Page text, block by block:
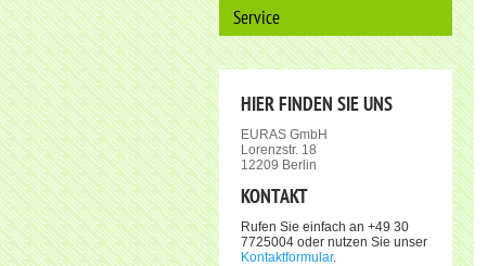
Service
HIER FINDEN SIE UNS
EURAS GmbH
Lorenzstr. 18
12209 Berlin
KONTAKT
Rufen Sie einfach an +49 30
7725004 oder nutzen Sie unser
Kontaktformular.